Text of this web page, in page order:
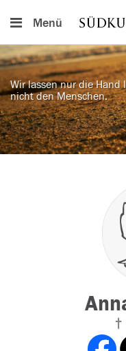
Menü
Wir lassen nur die Hand
nicht den Menschen.